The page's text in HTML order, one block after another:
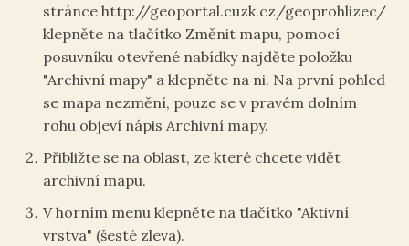
stránce http://geoportal.cuzk.cz/geoprohlizec/
klepněte na tlačítko Změnit mapu, pomocí
posuvníku otevřené nabídky najděte položku
"Archivní mapy" a klepněte na ni. Na první pohled
se mapa nezmění, pouze se v pravém dolním
rohu objeví nápis Archivní mapy.
Přibližte se na oblast, ze které chcete vidět
archivní mapu.
V horním menu klepněte na tlačítko "Aktivní
vrstva" (šesté zleva).